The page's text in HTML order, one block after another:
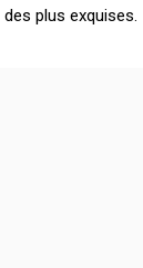
des plus exquises.